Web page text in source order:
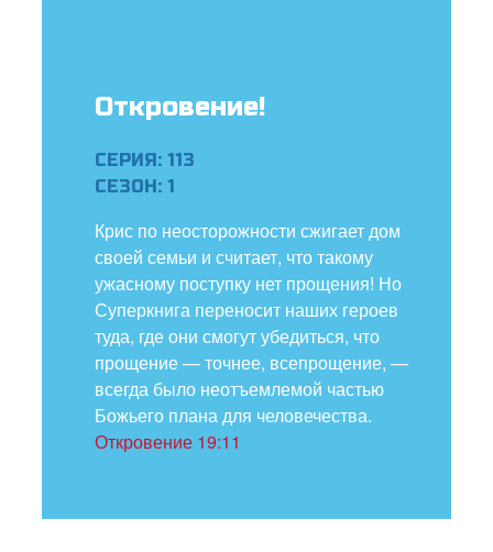
Откровение!
СЕРИЯ: 113
СЕЗОН: 1
Крис по неосторожности сжигает дом
своей семьи и считает, что такому
ужасному поступку нет прощения! Но
Суперкнига переносит наших героев
туда, где они смогут убедиться, что
прощение — точнее, всепрощение, —
всегда было неотъемлемой частью
Божьего плана для человечества.
Откровение 19:11